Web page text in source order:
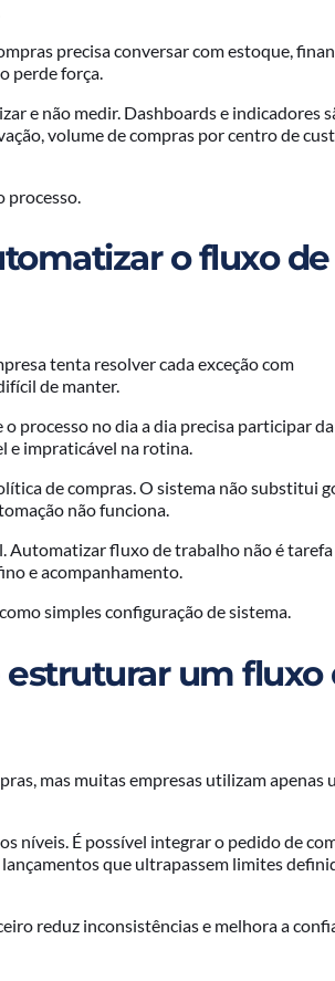
precisa conversar com estoque,
perde força.
e não medir. Dashboards e indicadores
volume de compras por centro de
processo.
o fluxo de
tenta resolver cada exceção com
de manter.
processo no dia a dia precisa participar da
e impraticável na rotina.
de compras. O sistema não substitui
não funciona.
Automatizar fluxo de trabalho não é tarefa
e acompanhamento.
simples configuração de sistema.
um fluxo
mas muitas empresas utilizam apenas
níveis. É possível integrar o pedido de
que ultrapassem limites
reduz inconsistências e melhora a